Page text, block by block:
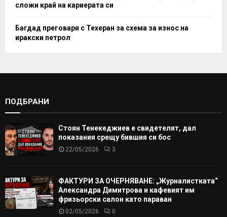
сложи край на кариерата си
Багдад преговаря с Техеран за схема за износ на
иракски петрол
ПОДБРАНИ
Стоян Тенекеджиев е свидетелят, дал
показания срещу бившия си бос
22/05/2026 3
ФАКТУРИ ЗА ОЧЕРНЯВАНЕ: „Журналистката“
Александра Димитрова и кафевият им
фризьорски салон като параван
02/05/2026 0